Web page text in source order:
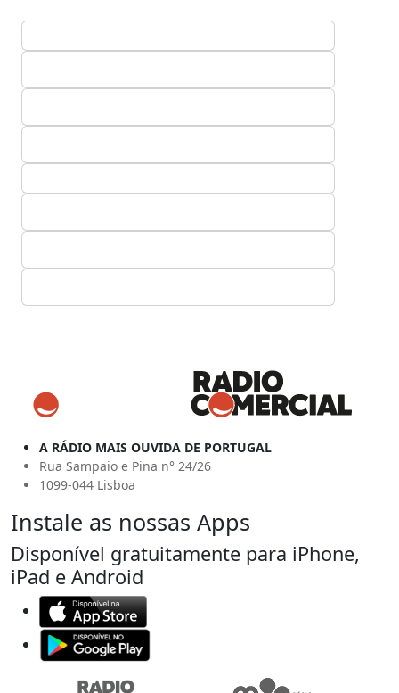
A RÁDIO MAIS OUVIDA DE PORTUGAL
Rua Sampaio e Pina n° 24/26
1099-044 Lisboa
Instale as nossas Apps
Disponível gratuitamente para iPhone,
iPad e Android